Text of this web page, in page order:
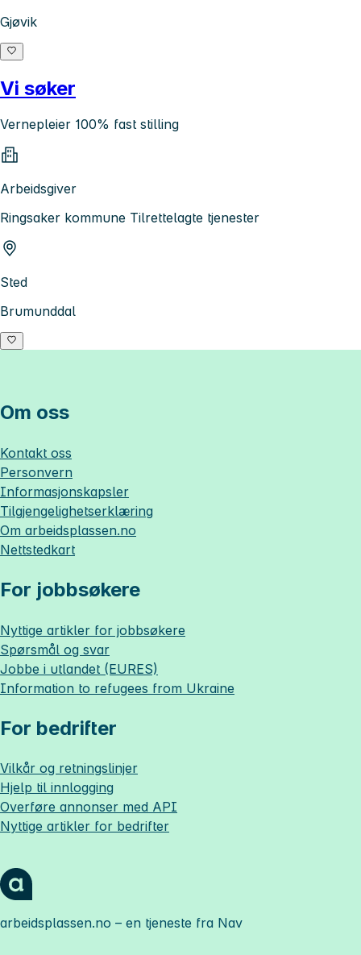
Gjøvik
Vi søker
Vernepleier 100% fast stilling
Arbeidsgiver
Ringsaker kommune Tilrettelagte tjenester
Sted
Brumunddal
Om oss
Kontakt oss
Personvern
Informasjonskapsler
Tilgjengelighetserklæring
Om arbeidsplassen.no
Nettstedkart
For jobbsøkere
Nyttige artikler for jobbsøkere
Spørsmål og svar
Jobbe i utlandet (EURES)
Information to refugees from Ukraine
For bedrifter
Vilkår og retningslinjer
Hjelp til innlogging
Overføre annonser med API
Nyttige artikler for bedrifter
arbeidsplassen.no – en tjeneste fra Nav